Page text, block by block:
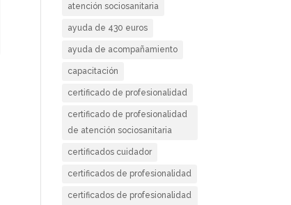
atención sociosanitaria
ayuda de 430 euros
ayuda de acompañamiento
capacitación
certificado de profesionalidad
certificado de profesionalidad
de atención sociosanitaria
certificados cuidador
certificados de profesionalidad
certificados de profesionalidad